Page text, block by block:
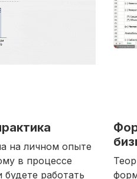
на личном опыте
в процессе
работать